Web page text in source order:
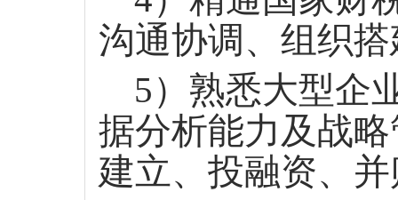
沟通协调、组织
5）熟悉大型企
据分析能力及战
建立、投融资、